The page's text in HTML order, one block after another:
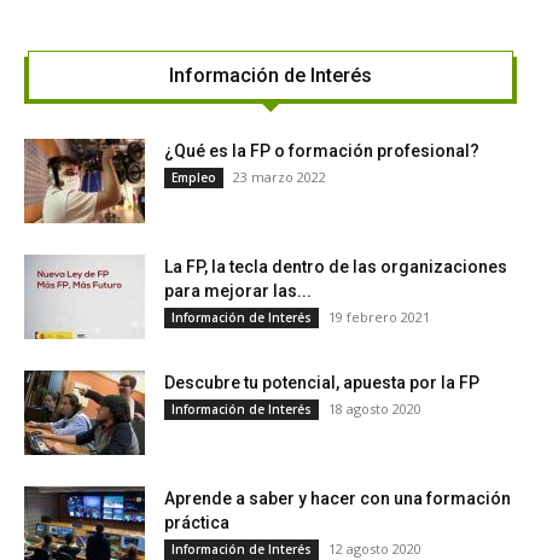
Información de Interés
¿Qué es la FP o formación profesional?
Empleo 23 marzo 2022
La FP, la tecla dentro de las organizaciones
para mejorar las...
Información de Interés 19 febrero 2021
Descubre tu potencial, apuesta por la FP
Información de Interés 18 agosto 2020
Aprende a saber y hacer con una formación
práctica
Información de Interés 12 agosto 2020